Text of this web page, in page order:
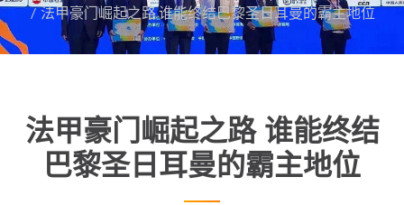
法甲豪门崛起之路 谁能终结巴黎圣日耳曼的霸主地位
法甲豪门崛起之路 谁能终结
巴黎圣日耳曼的霸主地位